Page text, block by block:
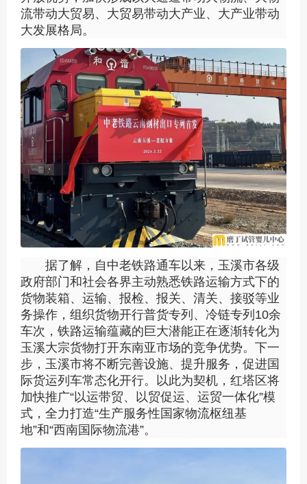
流带动大贸易、大贸易带动大产业、大产业带动
大发展格局。
据了解，自中老铁路通车以来，玉溪市各级
政府部门和社会各界主动熟悉铁路运输方式下的
货物装箱、运输、报检、报关、清关、接驳等业
务操作，组织货物开行普货专列、冷链专列10余
车次，铁路运输蕴藏的巨大潜能正在逐渐转化为
玉溪大宗货物打开东南亚市场的竞争优势。下一
步，玉溪市将不断完善设施、提升服务，促进国
际货运列车常态化开行。以此为契机，红塔区将
加快推广“以运带贸、以贸促运、运贸一体化”模
式，全力打造“生产服务性国家物流枢纽基
地”和“西南国际物流港”。